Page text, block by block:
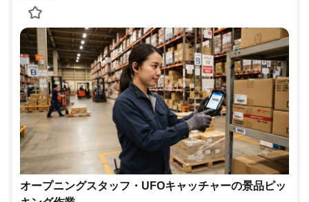
オープニングスタッフ・UFOキャッチャーの景品ピッ